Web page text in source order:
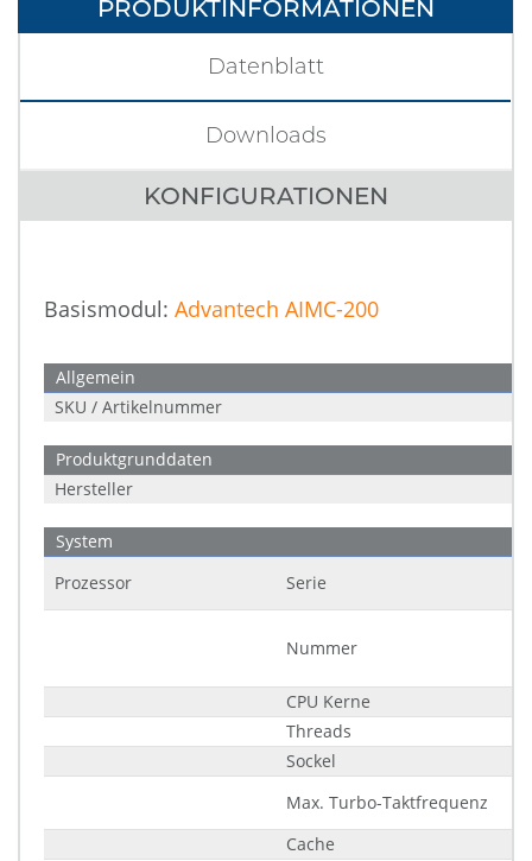
PRODUKTINFORMATIONEN
KONFIGURATIONEN
Datenblatt
Downloads
Basismodul: Advantech AIMC-200
Allgemein
SKU / Artikelnummer
Produktgrunddaten
Hersteller
System
Prozessor
Serie
Nummer
CPU Kerne
Threads
Sockel
Max. Turbo-Taktfrequenz
Cache